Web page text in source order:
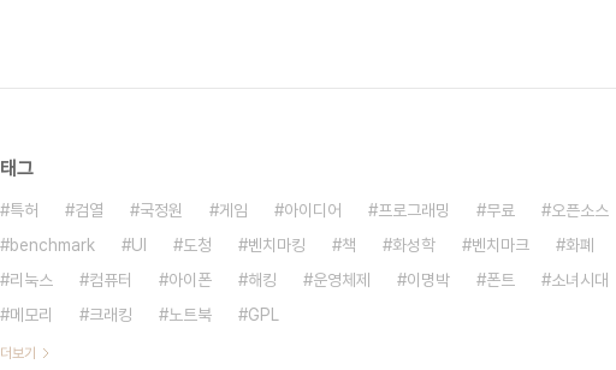
태그
특허 검열 국정원 게임 아이디어 프로그래밍 무료
오픈소스
benchmark
UI 도청 벤치마킹 책 화성학 벤치마크
화폐
리눅스
컴퓨터 아이폰 해킹 운영체제 이명박 폰트
소녀시대
메모리
크래킹 노트북 GPL
더보기